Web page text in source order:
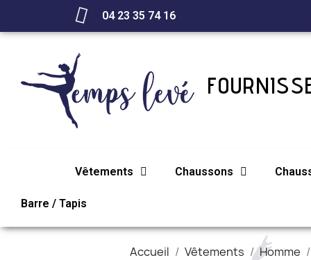
04 23 35 74 16
Vêtements Chaussons
Barre / Tapis
Accueil Vêtements Homme